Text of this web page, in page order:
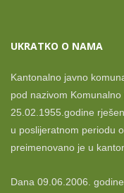
UKRATKO O NAMA
Kantonalno javno
pod nazivom Komunalno
25.02.1955.godine
u poslijeratnom periodu
preimenovano je u
Dana 09.06.2006.